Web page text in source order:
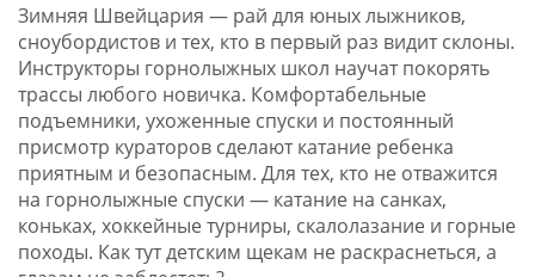
Зимняя Швейцария — рай для юных лыжников,
сноубордистов и тех, кто в первый раз видит склоны.
Инструкторы горнолыжных школ научат покорять
трассы любого новичка. Комфортабельные
подъемники, ухоженные спуски и постоянный
присмотр кураторов сделают катание ребенка
приятным и безопасным. Для тех, кто не отважится
на горнолыжные спуски — катание на санках,
коньках, хоккейные турниры, скалолазание и горные
походы. Как тут детским щекам не раскраснеться, а